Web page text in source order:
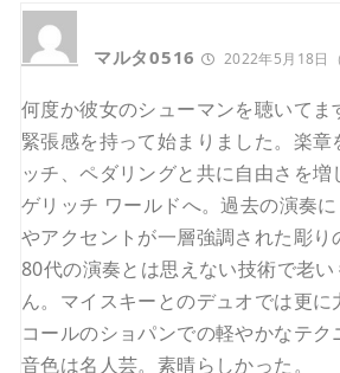
マルタ0516 2022年5月18日
何度か彼女のシューマンを聴いてま
緊張感を持って始まりました。楽章
ッチ、ペダリングと共に自由さを
ゲリッチ ワールドへ。過去の演奏
やアクセントが一層強調された彫り
80代の演奏とは思えない技術で老
ん。マイスキーとのデュオでは更
コールのショパンでの軽やかなテク
音色は名人芸。素晴らしかった。